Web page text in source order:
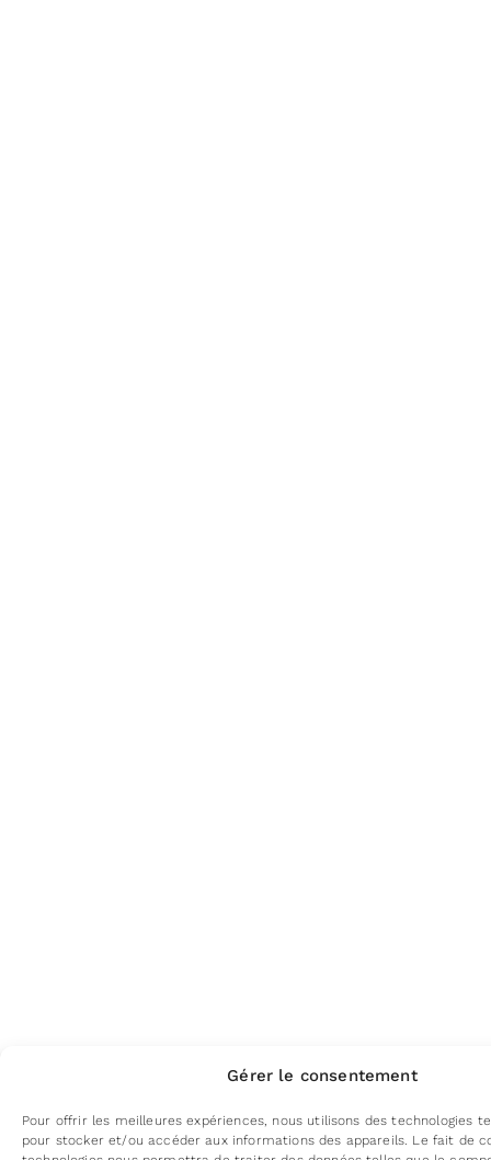
Gérer le consentement
Pour offrir les meilleures expériences, nous utilisons des technologies
pour stocker et/ou accéder aux informations des appareils. Le fait de